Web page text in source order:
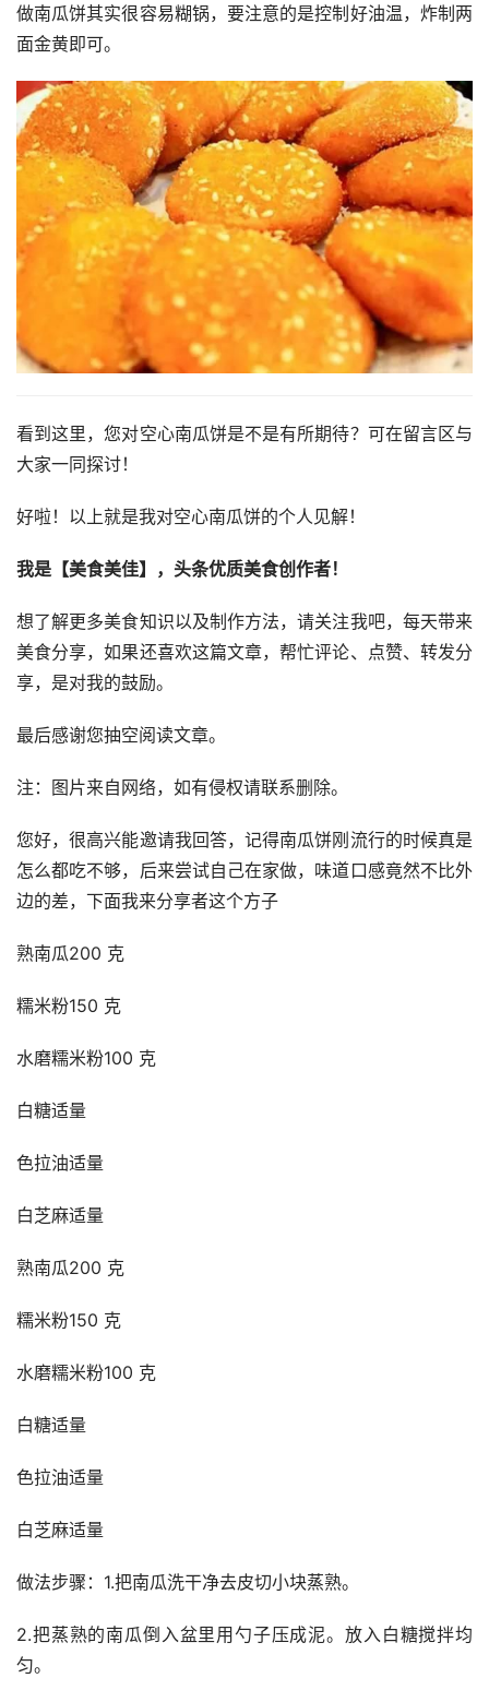
做南瓜饼其实很容易糊锅，要注意的是控制好油温，炸制两
面金黄即可。
看到这里，您对空心南瓜饼是不是有所期待？可在留言区与
大家一同探讨！
好啦！以上就是我对空心南瓜饼的个人见解！
我是【美食美佳】，头条优质美食创作者！
想了解更多美食知识以及制作方法，请关注我吧，每天带来
美食分享，如果还喜欢这篇文章，帮忙评论、点赞、转发分
享，是对我的鼓励。
最后感谢您抽空阅读文章。
注：图片来自网络，如有侵权请联系删除。
您好，很高兴能邀请我回答，记得南瓜饼刚流行的时候真是
怎么都吃不够，后来尝试自己在家做，味道口感竟然不比外
边的差，下面我来分享者这个方子
熟南瓜200 克
糯米粉150 克
水磨糯米粉100 克
白糖适量
色拉油适量
白芝麻适量
熟南瓜200 克
糯米粉150 克
水磨糯米粉100 克
白糖适量
色拉油适量
白芝麻适量
做法步骤：1.把南瓜洗干净去皮切小块蒸熟。
2.把蒸熟的南瓜倒入盆里用勺子压成泥。放入白糖搅拌均
匀。